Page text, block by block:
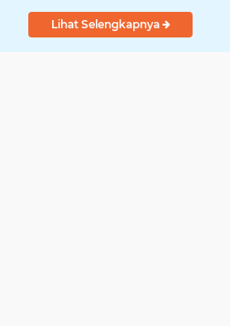
Kesenian Rp2,3 Miliar
Lihat Selengkapnya